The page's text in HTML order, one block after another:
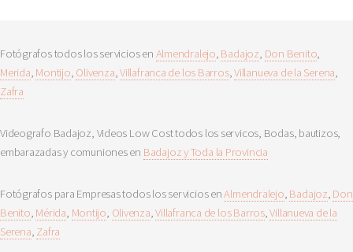
Fotógrafos todos los servicios en Almendralejo, Badajoz, Don Benito,
Merida, Montijo, Olivenza,Villafranca de los Barros,Villanueva de la Serena,
Zafra
Videografo Badajoz, Videos Low Cost todos los servicos, Bodas, bautizos,
embarazadas y comuniones en Badajoz y Toda la Provincia
Fotógrafos para Empresas todos los servicios enAlmendralejo, Badajoz, Don
Benito, Mérida, Montijo, Olivenza,Villafranca de los Barros,Villanueva de la
Serena, Zafra